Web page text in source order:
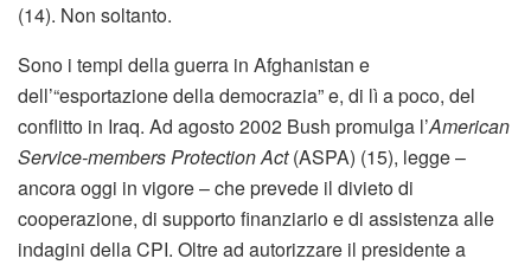
(14). Non soltanto.
Sono i tempi della guerra in Afghanistan e
dell’“esportazione della democrazia” e, di lì a poco, del
conflitto in Iraq. Ad agosto 2002 Bush promulga l’American
Service-members Protection Act(ASPA) (15), legge –
ancora oggi in vigore – che prevede il divieto di
cooperazione, di supporto finanziario e di assistenza alle
indagini della CPI. Oltre ad autorizzare il presidente a